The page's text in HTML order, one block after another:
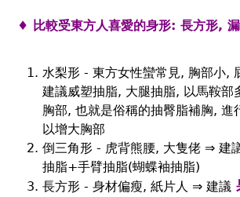
♦ 比較受東方人喜愛的身形: 長方形,
水梨形 - 東方女性蠻常見, 胸部小,
建議威塑抽脂, 大腿抽脂, 以馬鞍部
胸部, 也就是俗稱的抽臀脂補胸, 進
以增大胸部
倒三角形 - 虎背熊腰, 大隻佬 ⇒ 建
抽脂+手臂抽脂(蝴蝶袖抽脂)
長方形 - 身材偏瘦, 紙片人 ⇒ 建議